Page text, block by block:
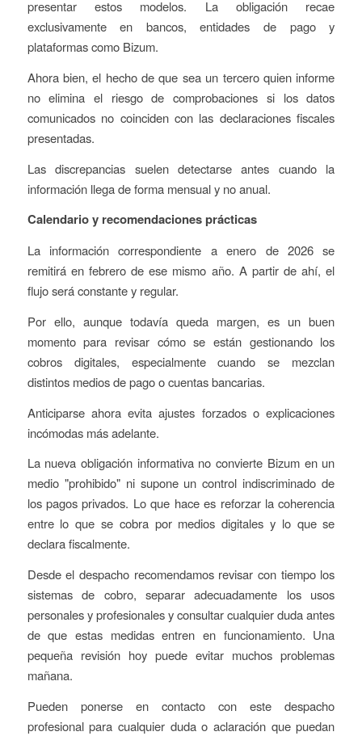
presentar estos modelos. La obligación recae
exclusivamente en bancos, entidades de pago y
plataformas como Bizum.
Ahora bien, el hecho de que sea un tercero quien informe
no elimina el riesgo de comprobaciones si los datos
comunicados no coinciden con las declaraciones fiscales
presentadas.
Las discrepancias suelen detectarse antes cuando la
información llega de forma mensual y no anual.
Calendario y recomendaciones prácticas
La información correspondiente a enero de 2026 se
remitirá en febrero de ese mismo año. A partir de ahí, el
flujo será constante y regular.
Por ello, aunque todavía queda margen, es un buen
momento para revisar cómo se están gestionando los
cobros digitales, especialmente cuando se mezclan
distintos medios de pago o cuentas bancarias.
Anticiparse ahora evita ajustes forzados o explicaciones
incómodas más adelante.
La nueva obligación informativa no convierte Bizum en un
medio "prohibido" ni supone un control indiscriminado de
los pagos privados. Lo que hace es reforzar la coherencia
entre lo que se cobra por medios digitales y lo que se
declara fiscalmente.
Desde el despacho recomendamos revisar con tiempo los
sistemas de cobro, separar adecuadamente los usos
personales y profesionales y consultar cualquier duda antes
de que estas medidas entren en funcionamiento. Una
pequeña revisión hoy puede evitar muchos problemas
mañana.
Pueden ponerse en contacto con este despacho
profesional para cualquier duda o aclaración que puedan